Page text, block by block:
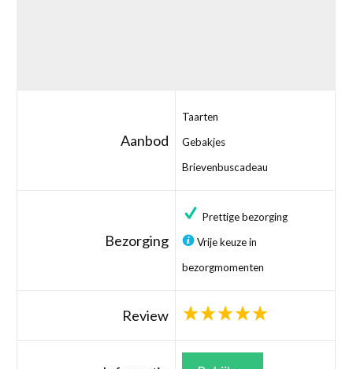
Aanbod
Taarten
Gebakjes
Brievenbuscadeau
Bezorging
Prettige bezorging
Vrije keuze in
bezorgmomenten
Review